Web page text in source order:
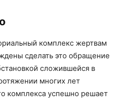
комплекс жертвам
сделать это обращение
сложившейся в
многих лет
комплекса успешно решает